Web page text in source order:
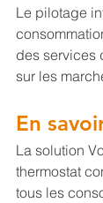
Le pilotage
des services
sur les
En
La solution
thermostat
tous les